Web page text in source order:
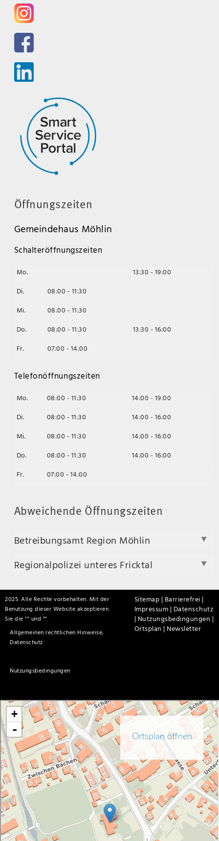
Öffnungszeiten
Gemeindehaus Möhlin
Schalteröffnungszeiten
Mo.
13:30 - 19:00
Di.
08:00 - 11:30
Mi.
08:00 - 11:30
Do.
08:00 - 11:30
13:30 - 16:00
Fr.
07:00 - 14:00
Telefonöffnungszeiten
Mo. 08:00 - 11:30
14:00 - 19:00
Di.
08:00 - 11:30
14:00 - 16:00
Mi.
08:00 - 11:30
14:00 - 16:00
Do.
08:00 - 11:30
14:00 - 16:00
Fr.
07:00 - 14:00
Abweichende Öffnungszeiten
Betreibungsamt Region Möhlin
Regionalpolizei unteres Fricktal
2025. Alle Rechte vorbehalten. Mit der
Benutzung dieser Website akzeptieren
Sie die "
Allgemeinen rechtlichen Hinweise,
Datenschutz
" und "
Nutzungsbedingungen
".
Sitemap | Barrierefrei |
Impressum | Datenschutz
| Nutzungsbedingungen |
Ortsplan | Newsletter